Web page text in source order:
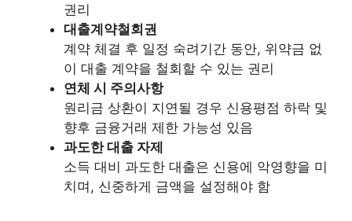
권리
대출계약철회권
계약 체결 후 일정 숙려기간 동안, 위약금 없
이 대출 계약을 철회할 수 있는 권리
연체 시 주의사항
원리금 상환이 지연될 경우 신용평점 하락 및
향후 금융거래 제한 가능성 있음
과도한 대출 자제
소득 대비 과도한 대출은 신용에 악영향을 미
치며, 신중하게 금액을 설정해야 함